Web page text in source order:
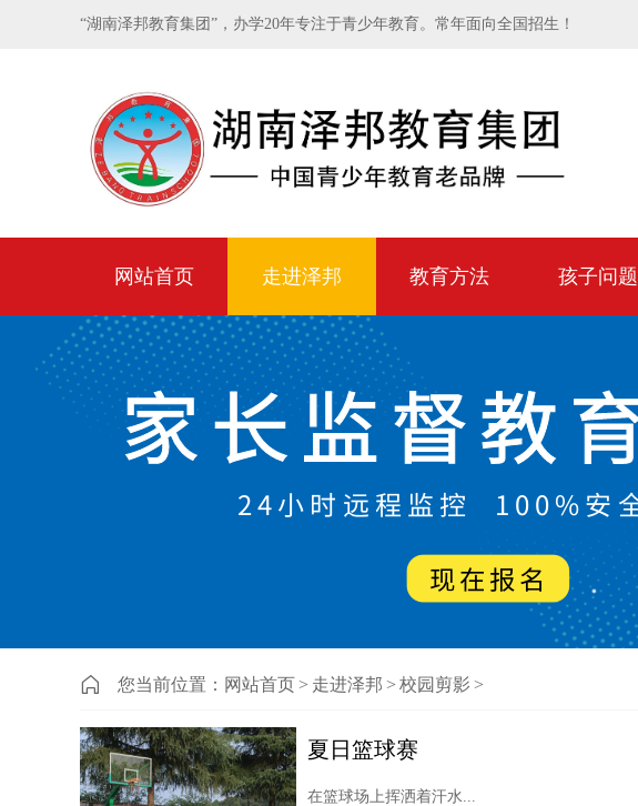
“湖南泽邦教育集团”，办学20年专注于青少年教育。常年面向全国招生！
网站首页 走进泽邦 教育方法 孩子问题
您当前位置： 网站首页 > 走进泽邦 > 校园剪影 >
夏日篮球赛
在篮球场上挥洒着汗水...